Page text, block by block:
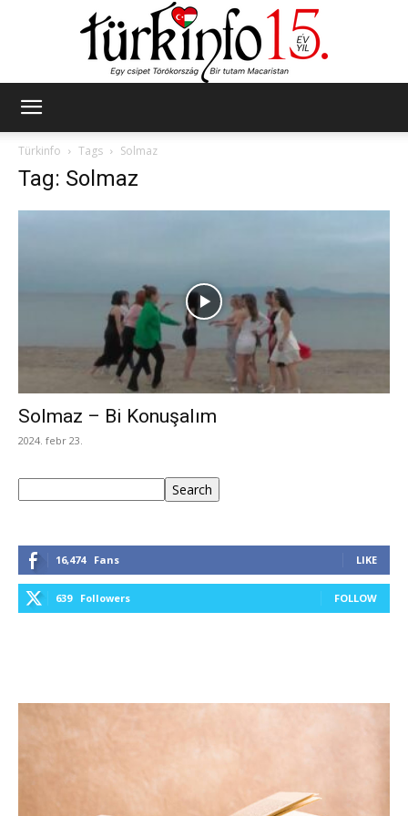
Türkinfo
Tags Solmaz
Tag: Solmaz
Solmaz – Bi Konuşalım
2024. febr 23.
Search
16,474 Fans LIKE
639 Followers FOLLOW